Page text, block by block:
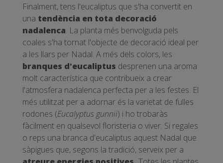
Finalment, tens l'eucaliptus que s'ha convertit en
una tendència en tota decoració
nadalenca. La planta més benvolguda pels
coales s'ha tornat l'objecte de decoració ideal per
a les llars per Nadal. A més dels colors, les
branques d'eucaliptus desprenen una aroma
molt característica que contribueix a crear
l'atmosfera nadalenca perfecta per a les festes. El
més utilitzat per a adornar és la varietat de fulles
rodones (Eucalyptus gunnii) i ho trobaràs
fàcilment en qualsevol floristeria o viver. Si regales
o reps una branca d'eucaliptus aquest Nadal que
sàpigues que, segons la tradició, serveix per a